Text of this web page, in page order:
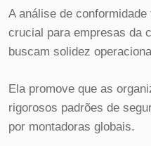
A análise de
crucial para empresas da
buscam solidez
Ela promove que as
rigorosos padrões de
por montadoras globais.